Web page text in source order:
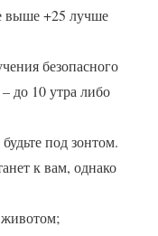
выше +25 лучше
безопасного
до 10 утра либо
под зонтом.
к вам, однако